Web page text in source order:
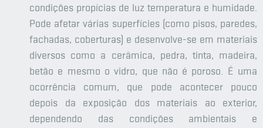
condições propícias de luz temperatura e humidade.
Pode afetar várias superfícies (como pisos, paredes,
fachadas, coberturas) e desenvolve-se em materiais
diversos como a cerâmica, pedra, tinta, madeira,
betão e mesmo o vidro, que não é poroso. É uma
ocorrência comum, que pode acontecer pouco
depois da exposição dos materiais ao exterior,
dependendo das condições ambientais e